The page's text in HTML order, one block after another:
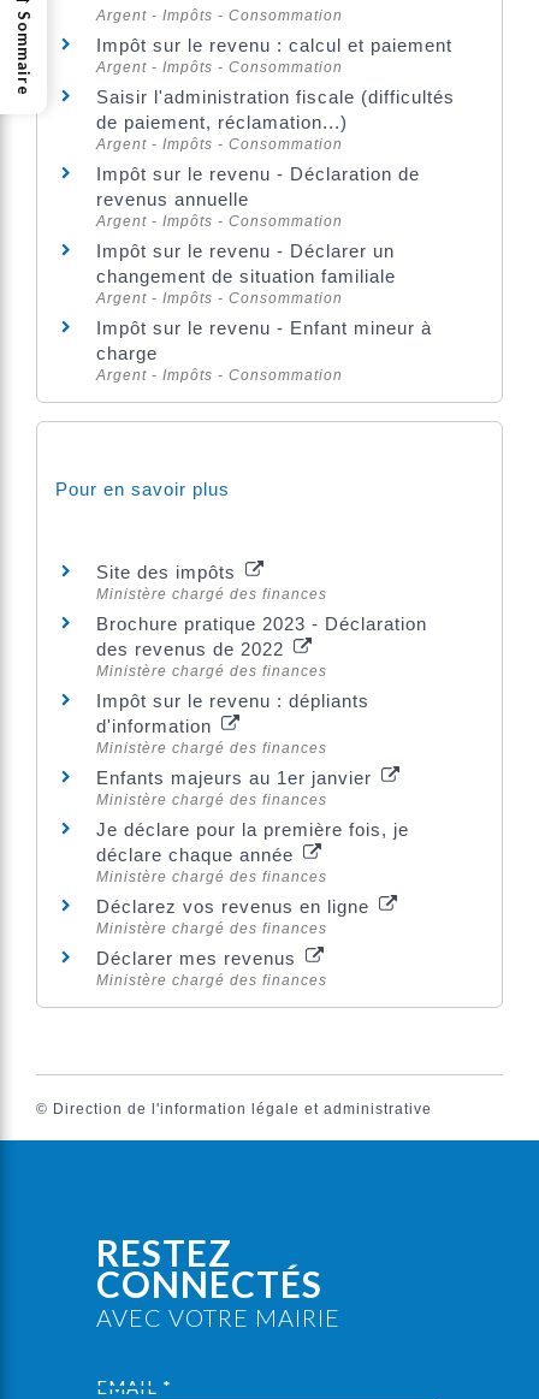
Argent - Impôts - Consommation
Impôt sur le revenu : calcul et paiement
Argent - Impôts - Consommation
Saisir l'administration fiscale (difficultés
de paiement, réclamation...)
Argent - Impôts - Consommation
Impôt sur le revenu - Déclaration de
revenus annuelle
Argent - Impôts - Consommation
Impôt sur le revenu - Déclarer un
changement de situation familiale
Argent - Impôts - Consommation
Impôt sur le revenu - Enfant mineur à
charge
Argent - Impôts - Consommation
Pour en savoir plus
Site des impôts
Ministère chargé des finances
Brochure pratique 2023 - Déclaration
des revenus de 2022
Ministère chargé des finances
Impôt sur le revenu : dépliants
d'information
Ministère chargé des finances
Enfants majeurs au 1er janvier
Ministère chargé des finances
Je déclare pour la première fois, je
déclare chaque année
Ministère chargé des finances
Déclarez vos revenus en ligne
Ministère chargé des finances
Déclarer mes revenus
Ministère chargé des finances
© Direction de l'information légale et administrative
RESTEZ
CONNECTÉS
AVEC VOTRE MAIRIE
EMAIL *
Sommaire